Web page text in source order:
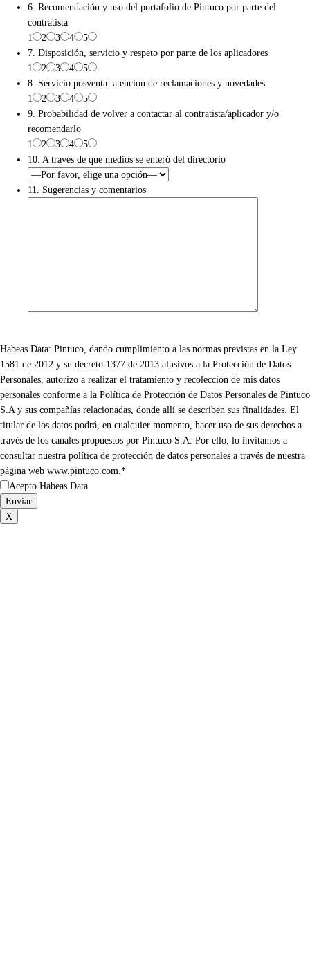
6. Recomendación y uso del portafolio de Pintuco por parte del
contratista
1
2 3 4
5
7. Disposición, servicio y respeto por parte de los aplicadores
1
2 3 4
5
8. Servicio posventa: atención de reclamaciones y novedades
1
2 3 4
5
9. Probabilidad de volver a contactar al contratista/aplicador y/o
recomendarlo
1
2 3 4
5
10. A través de que medios se enteró del directorio
11. Sugerencias y comentarios
Habeas Data: Pintuco, dando cumplimiento a las normas previstas en la Ley
1581 de 2012 y su decreto 1377 de 2013 alusivos a la Protección de Datos
Personales, autorizo a realizar el tratamiento y recolección de mis datos
personales conforme a la Política de Protección de Datos Personales de Pintuco
S.A y sus compañías relacionadas, donde allí se describen sus finalidades. El
titular de los datos podrá, en cualquier momento, hacer uso de sus derechos a
través de los canales propuestos por Pintuco S.A. Por ello, lo invitamos a
consultar nuestra política de protección de datos personales a través de nuestra
página web www.pintuco.com.*
Acepto Habeas Data
X